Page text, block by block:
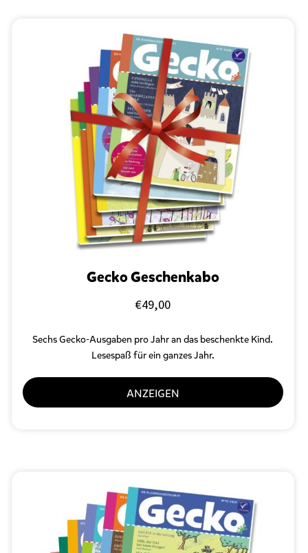
Gecko Geschenkabo
€49,00
Sechs Gecko-Ausgaben pro Jahr an das beschenkte Kind.
Lesespaß für ein ganzes Jahr.
ANZEIGEN